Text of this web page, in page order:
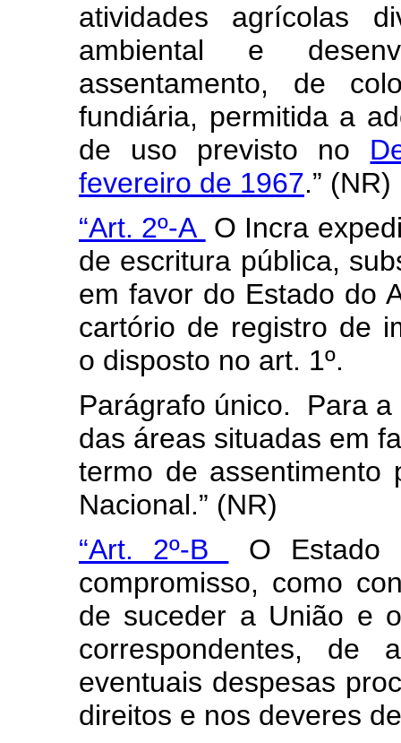
atividades agrícolas
ambiental e
assentamento, de
fundiária, permitida a
de uso previsto no
fevereiro de 1967.” (NR)
“Art. 2º-A O Incra
de escritura pública,
em favor do Estado do
cartório de registro de
o disposto no art. 1º.
Parágrafo único. Para
das áreas situadas em
termo de assentimento
Nacional.” (NR)
“Art. 2º-B
O Estado
compromisso, como
de suceder a União e
correspondentes, de
eventuais despesas
direitos e nos deveres